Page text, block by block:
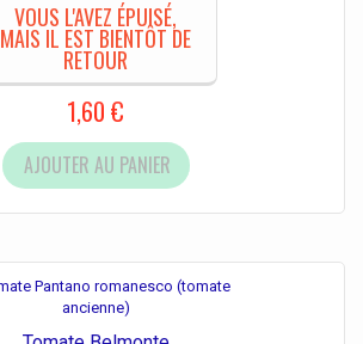
VOUS L'AVEZ ÉPUISÉ,
MAIS IL EST BIENTÔT DE
RETOUR
Tomate Beefmaster F1
1,60 €
AJOUTER AU PANIER